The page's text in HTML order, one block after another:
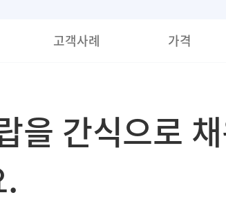
고객사례 가격
을 간식으로
.